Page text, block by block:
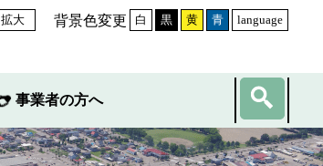
拡大 背景色変更 白 黒 黄 青 language
事業者の方へ